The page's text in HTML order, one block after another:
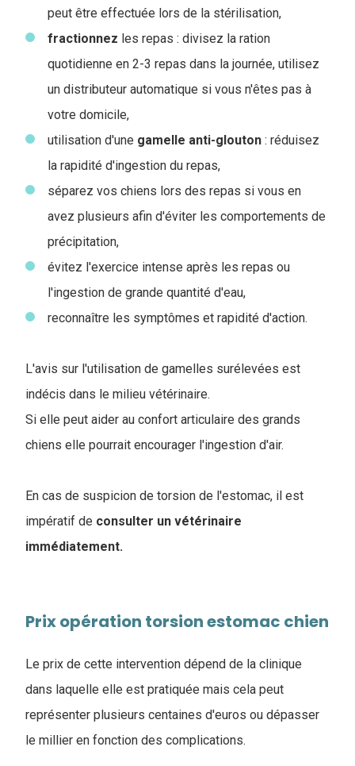
peut être effectuée lors de la stérilisation,
fractionnez les repas : divisez la ration
quotidienne en 2-3 repas dans la journée, utilisez
un distributeur automatique si vous n'êtes pas à
votre domicile,
utilisation d'une gamelle anti-glouton : réduisez
la rapidité d'ingestion du repas,
séparez vos chiens lors des repas si vous en
avez plusieurs afin d'éviter les comportements de
précipitation,
évitez l'exercice intense après les repas ou
l'ingestion de grande quantité d'eau,
reconnaître les symptômes et rapidité d'action.
L'avis sur l'utilisation de gamelles surélevées est
indécis dans le milieu vétérinaire.
Si elle peut aider au confort articulaire des grands
chiens elle pourrait encourager l'ingestion d'air.
En cas de suspicion de torsion de l'estomac, il est
impératif de consulter un vétérinaire
immédiatement.
Prix opération torsion estomac chien
Le prix de cette intervention dépend de la clinique
dans laquelle elle est pratiquée mais cela peut
représenter plusieurs centaines d'euros ou dépasser
le millier en fonction des complications.